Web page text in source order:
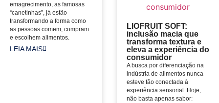
emagrecimento, as famosas
“canetinhas”, já estão
transformando a forma como
as pessoas comem, compram
e escolhem alimentos.
LEIA MAIS
LIOFRUIT SOFT:
inclusão macia que
transforma textura e
eleva a experiência do
consumidor
A busca por diferenciação na
indústria de alimentos nunca
esteve tão conectada à
experiência sensorial. Hoje,
não basta apenas sabor: